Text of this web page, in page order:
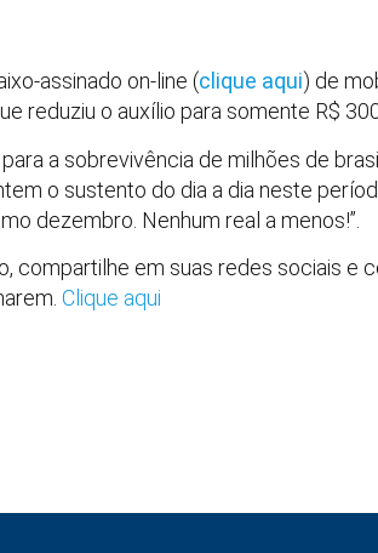
assinado on-line (clique aqui) de
reduziu o auxílio para somente R$
a sobrevivência de milhões de
o sustento do dia a dia neste
dezembro. Nenhum real a menos!”.
compartilhe em suas redes sociais e
Clique aqui